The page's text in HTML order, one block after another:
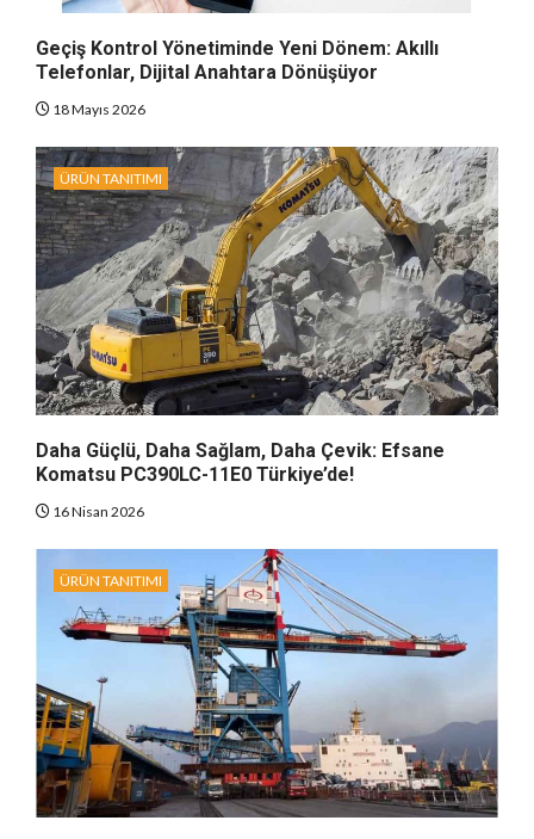
Geçiş Kontrol Yönetiminde Yeni Dönem: Akıllı
Telefonlar, Dijital Anahtara Dönüşüyor
18 Mayıs 2026
ÜRÜN TANITIMI
Daha Güçlü, Daha Sağlam, Daha Çevik: Efsane
Komatsu PC390LC-11E0 Türkiye’de!
16 Nisan 2026
ÜRÜN TANITIMI